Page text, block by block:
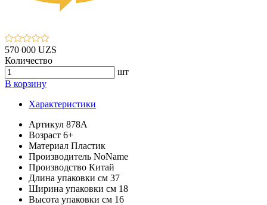
570 000 UZS
Количество
шт
В корзину
Характеристики
Артикул 878A
Возраст 6+
Материал Пластик
Производитель NoName
Производство Китай
Длина упаковки см 37
Ширина упаковки см 18
Высота упаковки см 16